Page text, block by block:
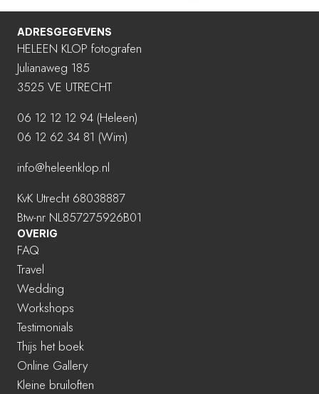
ADRESGEGEVENS
HELEEN KLOP fotografen
Julianaweg 185
3525 VE UTRECHT
06 12 12 12 94 (Heleen)
06 12 62 34 81 (Wim)
info@heleenklop.nl
KvK Utrecht 68038887
Btw-nr NL857275926B01
OVERIG
FAQ
Travel
Wedding
Workshops
Testimonials
Thijs het boek
Online Gallery
Kleine bruiloften